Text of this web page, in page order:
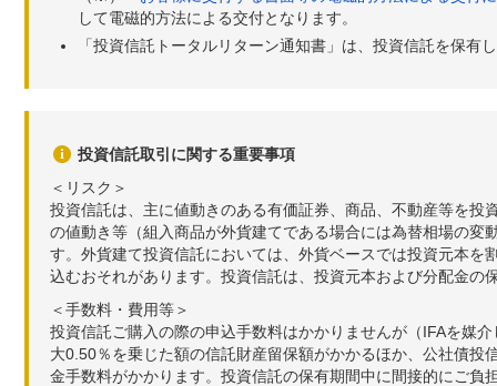
して電磁的方法による交付となります。
「投資信託トータルリターン通知書」は、投資信託を保有
投資信託取引に関する重要事項
＜リスク＞
投資信託は、主に値動きのある有価証券、商品、不動産等を
の値動き等（組入商品が外貨建てである場合には為替相場の
す。外貨建て投資信託においては、外貨ベースでは投資元本
込むおそれがあります。投資信託は、投資元本および分配金の
＜手数料・費用等＞
投資信託ご購入の際の申込手数料はかかりませんが（IFAを媒
大0.50％を乗じた額の信託財産留保額がかかるほか、公社債
金手数料がかかります。投資信託の保有期間中に間接的にご